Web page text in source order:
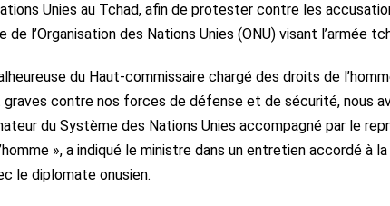
Unies au Tchad, afin de protester contre les
de l’Organisation des Nations Unies (ONU) visant l’armée
du Haut-commissaire chargé des droits de
contre nos forces de défense et de sécurité, nous
du Système des Nations Unies accompagné par le
», a indiqué le ministre dans un entretien accordé à
le diplomate onusien.